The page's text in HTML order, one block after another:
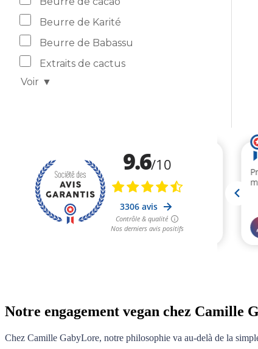
Beurre de Karité
Beurre de Babassu
Extraits de cactus
Voir ▼
Notre engagement vegan chez Camille
Chez Camille GabyLore, notre philosophie va au-delà de la